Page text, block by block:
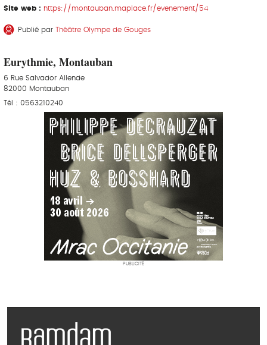
Site web : https://montauban.maplace.fr/evenement/54
Publié par Théâtre Olympe de Gouges
Eurythmie, Montauban
6 Rue Salvador Allende
82000 Montauban
Tél : 0563210240
PUBLICITÉ